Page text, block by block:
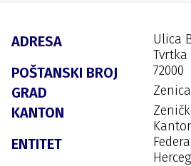
ADRESA
Ulica
Tvrtka
POŠTANSKI BROJ 72000
GRAD Zenica
KANTON
ENTITET